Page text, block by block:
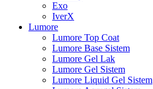
Exo
IverX
Lumore
Lumore Top Coat
Lumore Base Sistem
Lumore Gel Lak
Lumore Gel Sistem
Lumore Liquid Gel Sistem